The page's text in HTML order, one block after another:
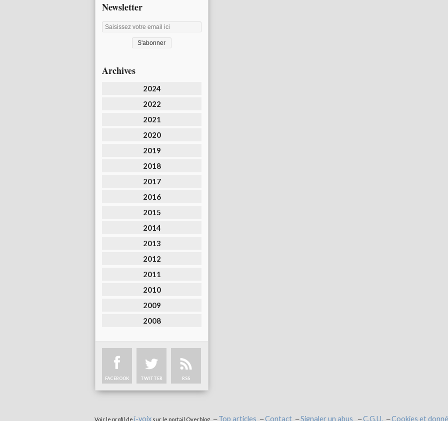
Newsletter
Archives
2024
2022
2021
2020
2019
2018
2017
2016
2015
2014
2013
2012
2011
2010
2009
2008
FACEBOOK TWITTER RSS
Voir le profil de i-voixsur le portail Overblog Top articles Contact Signaler un abus C.G.U. Cookies et